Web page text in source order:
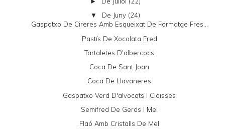
▼ De Juny (24)
Gaspatxo De Cireres Amb Esqueixat De Formatge Fres...
Pastís De Xocolata Fred
Tartaletes D'albercocs
Coca De Sant Joan
Coca De Llavaneres
Gaspatxo Verd D'alvocats I Cloïsses
Semifred De Gerds I Mel
Flaó Amb Cristalls De Mel